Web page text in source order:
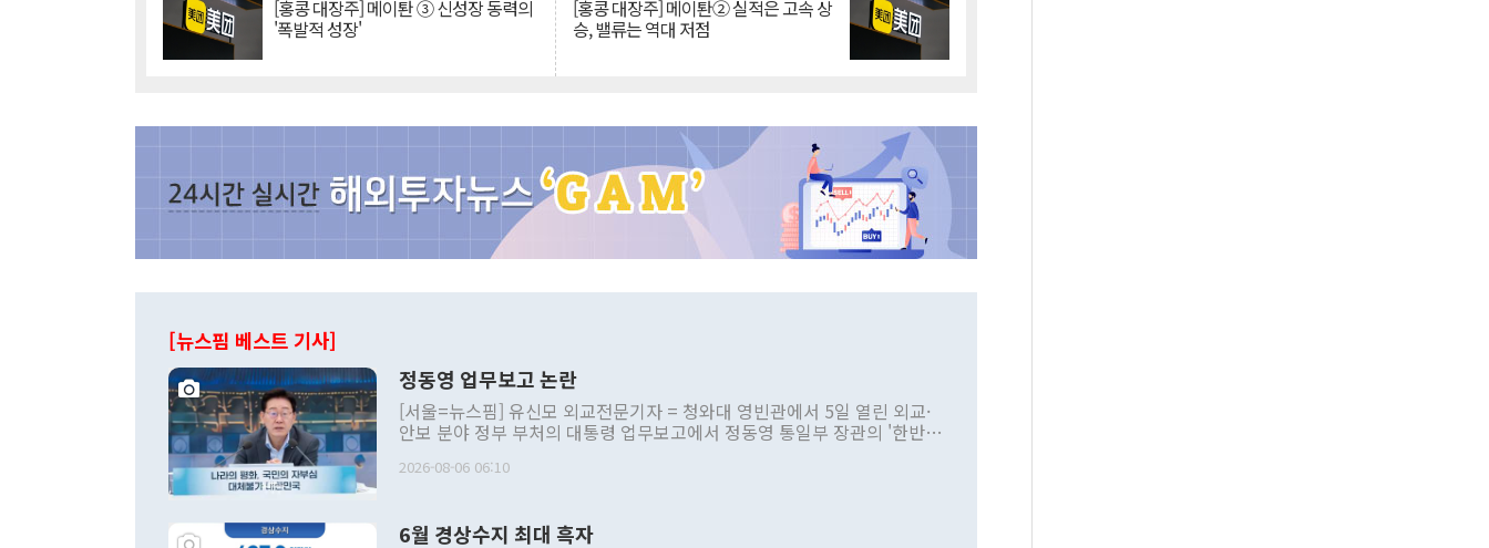
[홍콩 대장주] 메이퇀 ③ 신성장 동력의
'폭발적 성장'
[홍콩 대장주] 메이퇀② 실적은 고속 상
승, 밸류는 역대 저점
[뉴스핌 베스트 기사]
정동영 업무보고 논란
[서울=뉴스핌] 유신모 외교전문기자 = 청와대 영빈관에서 5일 열린 외교·
안보 분야 정부 부처의 대통령 업무보고에서 정동영 통일부 장관의 '한반도
발언 중에는 정부 내 조율을 거치지 않은 사안을 정책으로 추진하겠다고 공
주의적 희망에 근거한 비현실적 구상'이라는 비판을 내놨다. 그동안 정 장
2026-08-06 06:10
6월 경상수지 최대 흑자